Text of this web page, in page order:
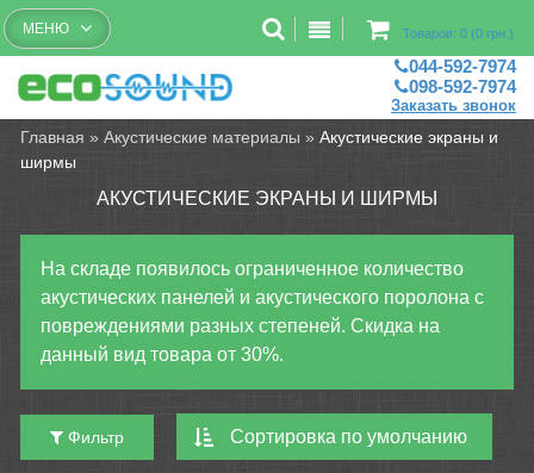
Бесплатный рассчет помещений
Товаров: 0 (0 грн.)
МЕНЮ
044-592-7974
098-592-7974
Заказать звонок
Главная »Акустические материалы »Акустические экраны и
ширмы
АКУСТИЧЕСКИЕ ЭКРАНЫ И ШИРМЫ
На складе появилось ограниченное количество
акустических панелей и акустического поролона с
повреждениями разных степеней. Скидка на
данный вид товара от 30%.
Фильтр